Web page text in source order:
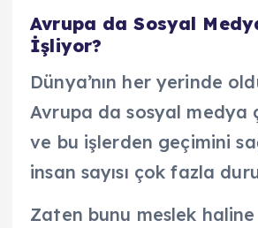
Avrupa da Sosyal
İşliyor?
Dünya’nın her yerinde
Avrupa da sosyal medya
ve bu işlerden geçimini
insan sayısı çok fazla
Zaten bunu meslek